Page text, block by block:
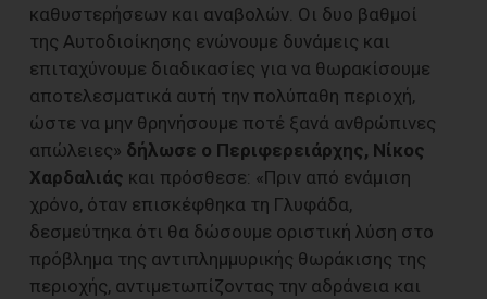
καθυστερήσεων και αναβολών. Οι δυο βαθμοί
της Αυτοδιοίκησης ενώνουμε δυνάμεις και
επιταχύνουμε διαδικασίες για να θωρακίσουμε
αποτελεσματικά αυτή την πολύπαθη περιοχή,
ώστε να μην θρηνήσουμε ποτέ ξανά ανθρώπινες
απώλειες» δήλωσε ο Περιφερειάρχης, Νίκος
Χαρδαλιάς και πρόσθεσε: «Πριν από ενάμιση
χρόνο, όταν επισκέφθηκα τη Γλυφάδα,
δεσμεύτηκα ότι θα δώσουμε οριστική λύση στο
πρόβλημα της αντιπλημμυρικής θωράκισης της
περιοχής, αντιμετωπίζοντας την αδράνεια και